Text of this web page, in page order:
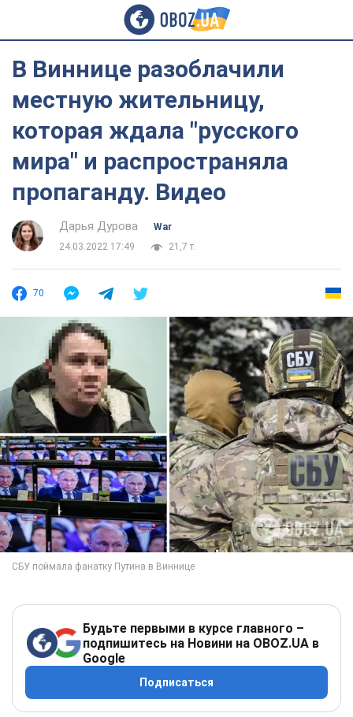
В Виннице разоблачили
местную жительницу,
которая ждала "русского
мира" и распространяла
пропаганду. Видео
Дарья Дурова
War
24.03.2022 17:49
21,7 т.
70
Будьте первыми в курсе главного –
подпишитесь на Новини на OBOZ.UA в
Google
Подписаться